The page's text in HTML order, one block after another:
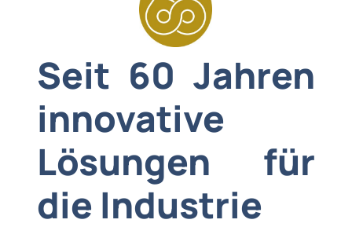
Seit 60 Jahren
innovative
Lösungen für
die Industrie